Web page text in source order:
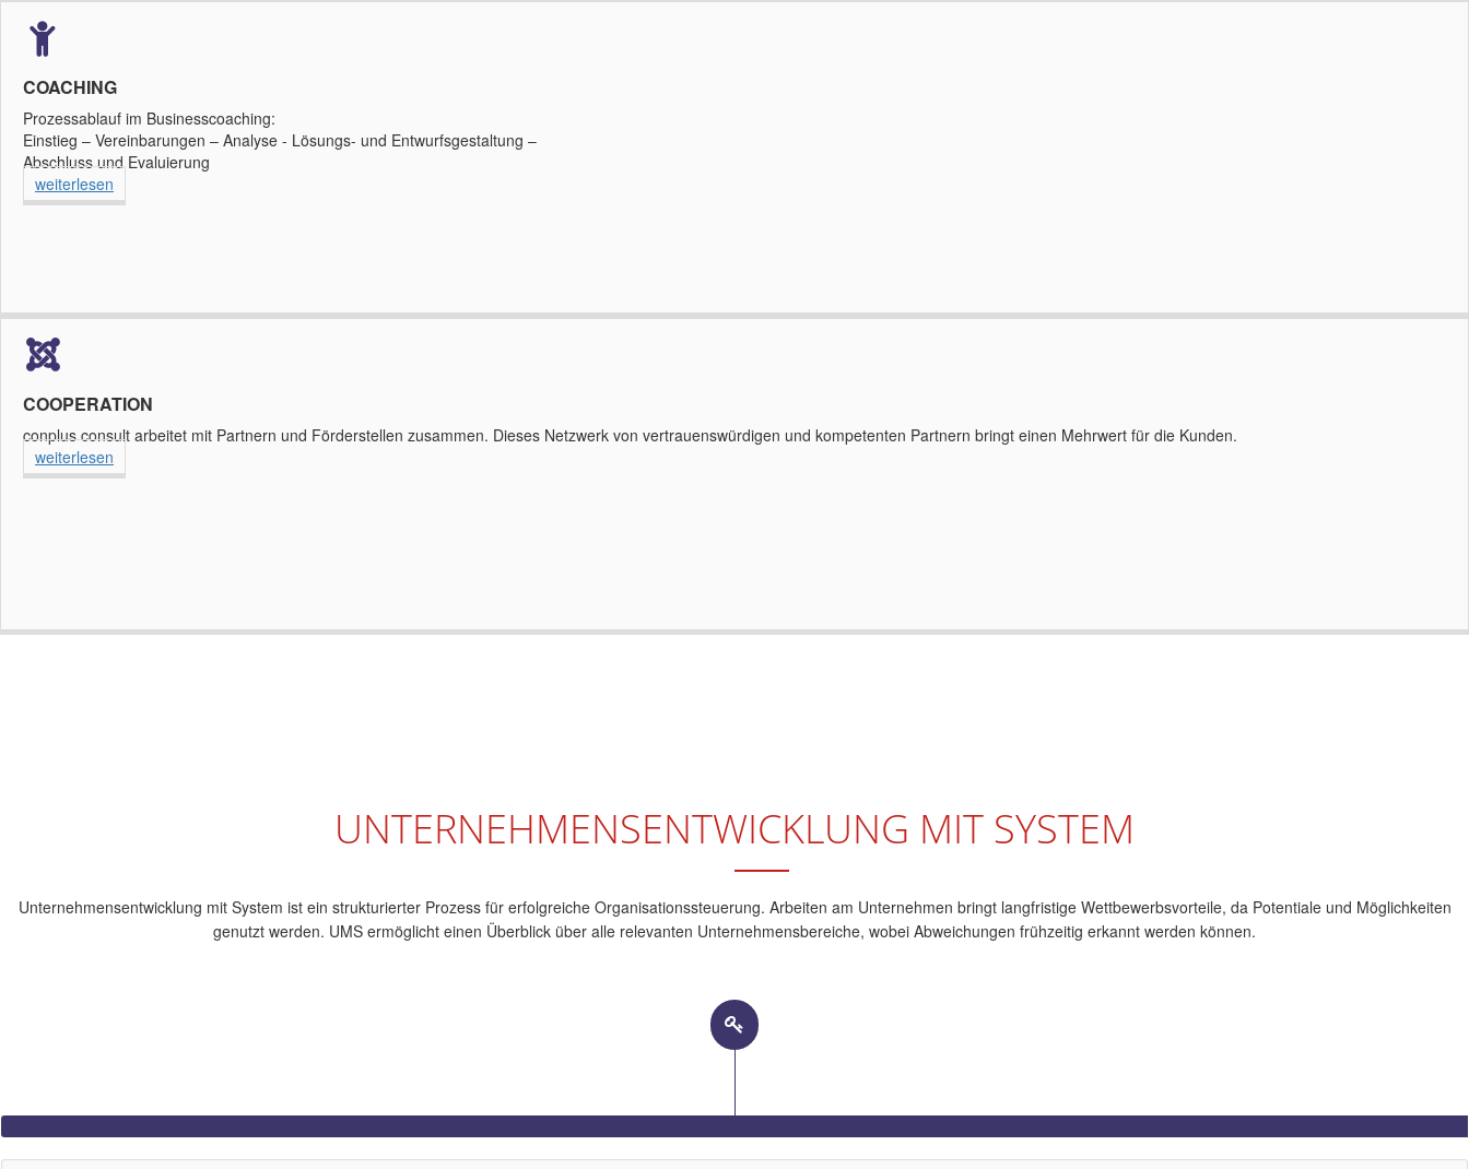
COACHING
Prozessablauf im Businesscoaching:
Einstieg – Vereinbarungen – Analyse - Lösungs- und Entwurfsgestaltung –
Abschluss und Evaluierung
weiterlesen
COOPERATION
conplus consult arbeitet mit Partnern und Förderstellen zusammen. Dieses Netzwerk von vertrauenswürdigen und kompetenten Partnern bringt einen Mehrwert für die Kunden.
weiterlesen
UNTERNEHMENSENTWICKLUNG MIT SYSTEM
Unternehmensentwicklung mit System ist ein strukturierter Prozess für erfolgreiche Organisationssteuerung. Arbeiten am Unternehmen bringt langfristige Wettbewerbsvorteile, da Potentiale und Möglichkeiten
genutzt werden. UMS ermöglicht einen Überblick über alle relevanten Unternehmensbereiche, wobei Abweichungen frühzeitig erkannt werden können.